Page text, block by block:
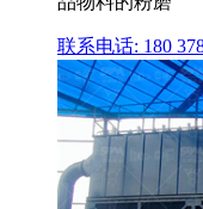
联系电话: 180